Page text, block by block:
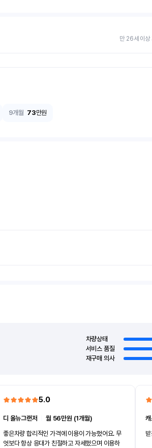
만 26세 이상
9개월 73만원
차량상태
서비스 품질
재구매 의사
5.0
디 올뉴그랜저 ㅣ월 56만원 (1개월)
좋은차량 합리적인 가격에 이용이 가능했어요. 무
엇보다 항상 응대가 친절하고 자세했으며 이용하
캐